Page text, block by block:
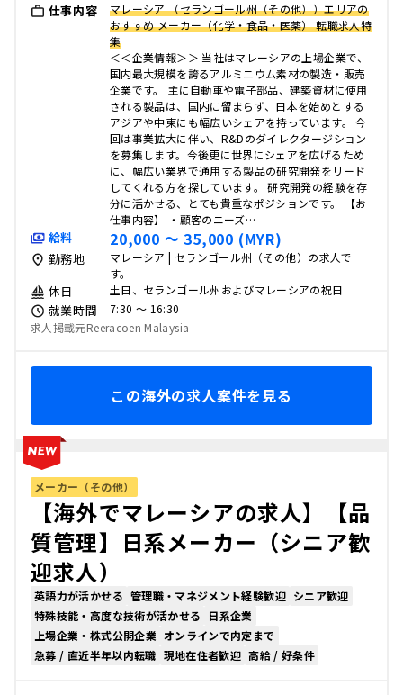
仕事内容
マレーシア （セランゴール州（その他））エリアの
おすすめ メーカー（化学・食品・医薬） 転職求人特
集
＜＜企業情報＞＞ 当社はマレーシアの上場企業で、
国内最大規模を誇るアルミニウム素材の製造・販売
企業です。 主に自動車や電子部品、建築資材に使用
される製品は、国内に留まらず、日本を始めとする
アジアや中東にも幅広いシェアを持っています。 今
回は事業拡大に伴い、R&Dのダイレクタージション
を募集します。今後更に世界にシェアを広げるため
に、幅広い業界で通用する製品の研究開発をリード
してくれる方を探しています。 研究開発の経験を存
分に活かせる、とても貴重なポジションです。 【お
仕事内容】 ・顧客のニーズ…
給料 20,000 〜 35,000 (MYR)
勤務地
マレーシア | セランゴール州（その他）の求人で
す。
休日 土日、セランゴール州およびマレーシアの祝日
就業時間
7:30 〜 16:30
求人掲載元Reeracoen Malaysia
この海外の求人案件を見る
メーカー（その他）
【海外でマレーシアの求人】【品
質管理】日系メーカー（シニア歓
迎求人）
英語力が活かせる 管理職・マネジメント経験歓迎 シニア歓迎
特殊技能・高度な技術が活かせる
日系企業
上場企業・株式公開企業 オンラインで内定まで
急募 / 直近半年以内転職 現地在住者歓迎 高給 / 好条件